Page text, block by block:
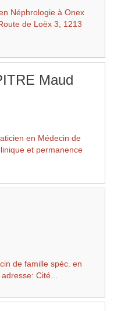
Néphrologie à Onex
de Loëx 3, 1213
Maud
en Médecin de
et permanence
de famille spéc. en
Cité...